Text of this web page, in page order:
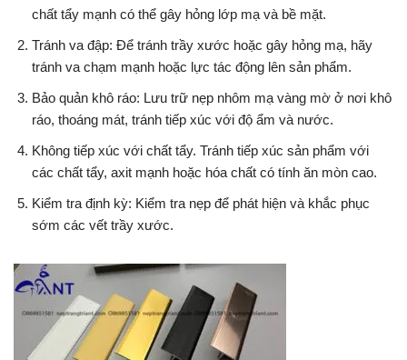
chất tẩy mạnh có thể gây hỏng lớp mạ và bề mặt.
Tránh va đập: Để tránh trầy xước hoặc gây hỏng mạ, hãy
tránh va chạm mạnh hoặc lực tác động lên sản phẩm.
Bảo quản khô ráo: Lưu trữ nẹp nhôm mạ vàng mờ ở nơi khô
ráo, thoáng mát, tránh tiếp xúc với độ ẩm và nước.
Không tiếp xúc với chất tẩy. Tránh tiếp xúc sản phẩm với
các chất tẩy, axit mạnh hoặc hóa chất có tính ăn mòn cao.
Kiểm tra định kỳ: Kiểm tra nẹp để phát hiện và khắc phục
sớm các vết trầy xước.